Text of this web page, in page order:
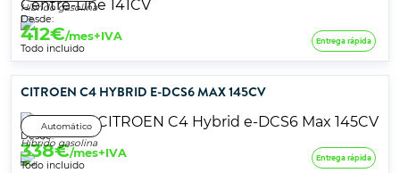
Híbrido gasolina
Desde:
412€/mes+IVA
Todo incluido
Entrega rápida
CITROEN C4 HYBRID E-DCS6 MAX 145CV
Automático
Híbrido gasolina
Desde:
338€/mes+IVA
Todo incluido
Entrega rápida